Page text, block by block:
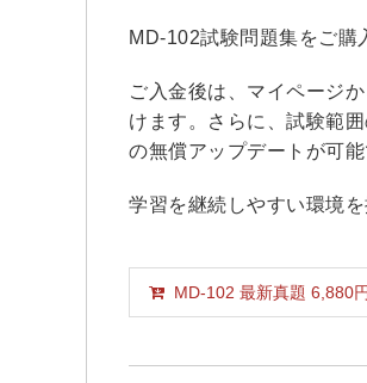
MD-102試験問題集をご購
ご入金後は、マイページ
けます。さらに、試験範
の無償アップデートが可能
学習を継続しやすい環境
MD-102 最新真題 6,880円